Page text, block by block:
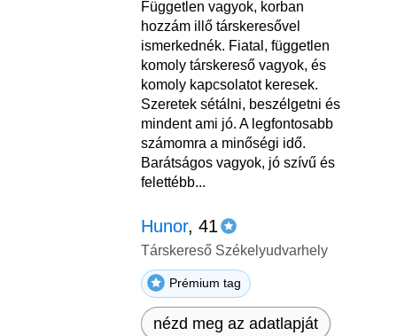
Független vagyok, korban
hozzám illő társkeresővel
ismerkednék. Fiatal, független
komoly társkereső vagyok, és
komoly kapcsolatot keresek.
Szeretek sétálni, beszélgetni és
mindent ami jó. A legfontosabb
számomra a minőségi idő.
Barátságos vagyok, jó szívű és
felettébb...
Hunor, 41
Társkereső Székelyudvarhely
Prémium tag
nézd meg az adatlapját